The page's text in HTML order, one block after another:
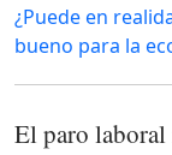
¿Puede en
bueno para la
El paro